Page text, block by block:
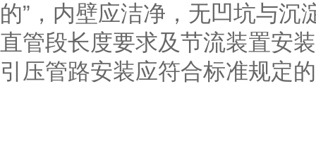
的”，内壁应洁净，无凹坑与沉
直管段长度要求及节流装置安
引压管路安装应符合标准规定